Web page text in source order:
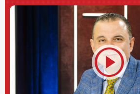
play_circle